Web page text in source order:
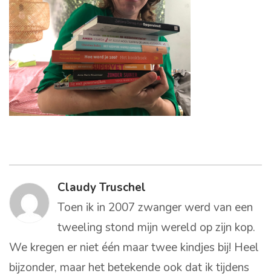
Claudy Truschel
Toen ik in 2007 zwanger werd van een
tweeling stond mijn wereld op zijn kop.
We kregen er niet één maar twee kindjes bij! Heel
bijzonder, maar het betekende ook dat ik tijdens